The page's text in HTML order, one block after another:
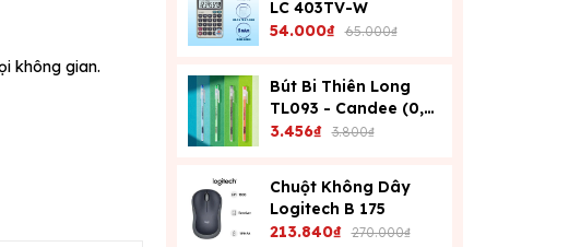
LC 403TV-W
54.000₫ 65.000₫
Bút Bi Thiên Long
TL093 - Candee (0,6
Mm) - Xanh
3.456₫ 3.800₫
Chuột Không Dây
Logitech B 175
213.840₫ 270.000₫
không gian.